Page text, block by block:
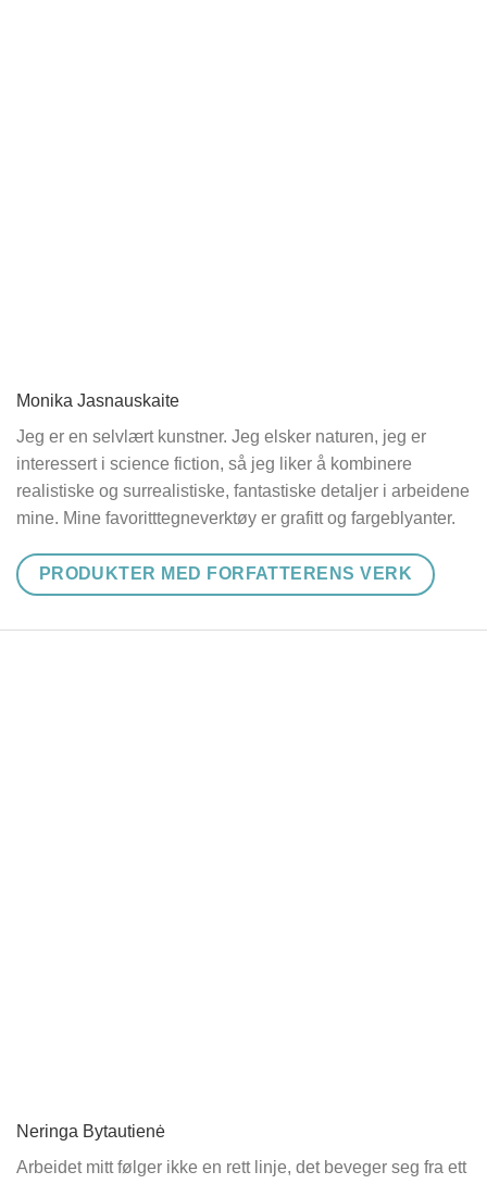
Monika Jasnauskaite
Jeg er en selvlært kunstner. Jeg elsker naturen, jeg er
interessert i science fiction, så jeg liker å kombinere
realistiske og surrealistiske, fantastiske detaljer i arbeidene
mine. Mine favoritttegneverktøy er grafitt og fargeblyanter.
PRODUKTER MED FORFATTERENS VERK
Neringa Bytautienė
Arbeidet mitt følger ikke en rett linje, det beveger seg fra ett